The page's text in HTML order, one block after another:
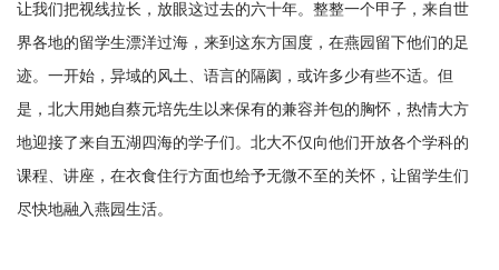
让我们把视线拉长，放眼这过去的六十年。整整一个甲子，来自世
界各地的留学生漂洋过海，来到这东方国度，在燕园留下他们的足
迹。一开始，异域的风土、语言的隔阂，或许多少有些不适。但
是，北大用她自蔡元培先生以来保有的兼容并包的胸怀，热情大方
地迎接了来自五湖四海的学子们。北大不仅向他们开放各个学科的
课程、讲座，在衣食住行方面也给予无微不至的关怀，让留学生们
尽快地融入燕园生活。